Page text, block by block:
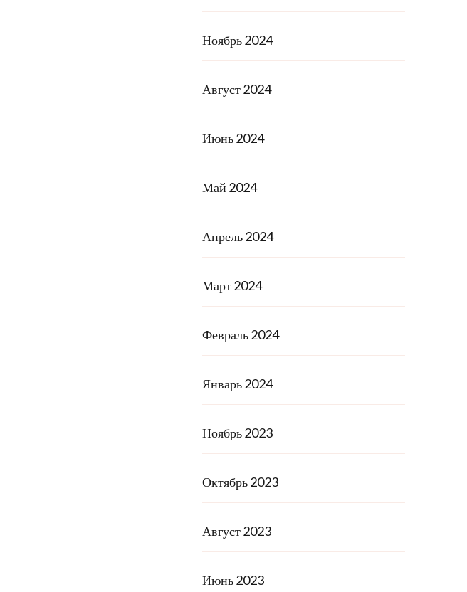
Ноябрь 2024
Август 2024
Июнь 2024
Май 2024
Апрель 2024
Март 2024
Февраль 2024
Январь 2024
Ноябрь 2023
Октябрь 2023
Август 2023
Июнь 2023